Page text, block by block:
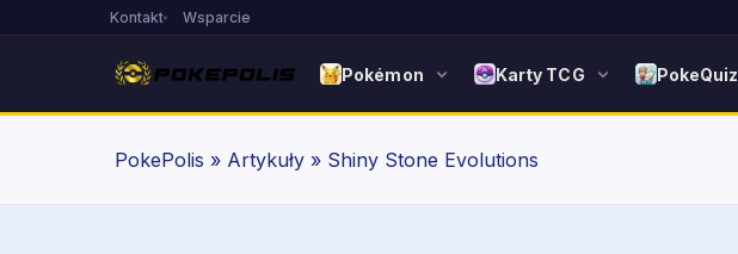
Kontakt Wsparcie
Pokémon Karty TCG PokeQuiz
PokePolis » Artykuły » Shiny Stone Evolutions